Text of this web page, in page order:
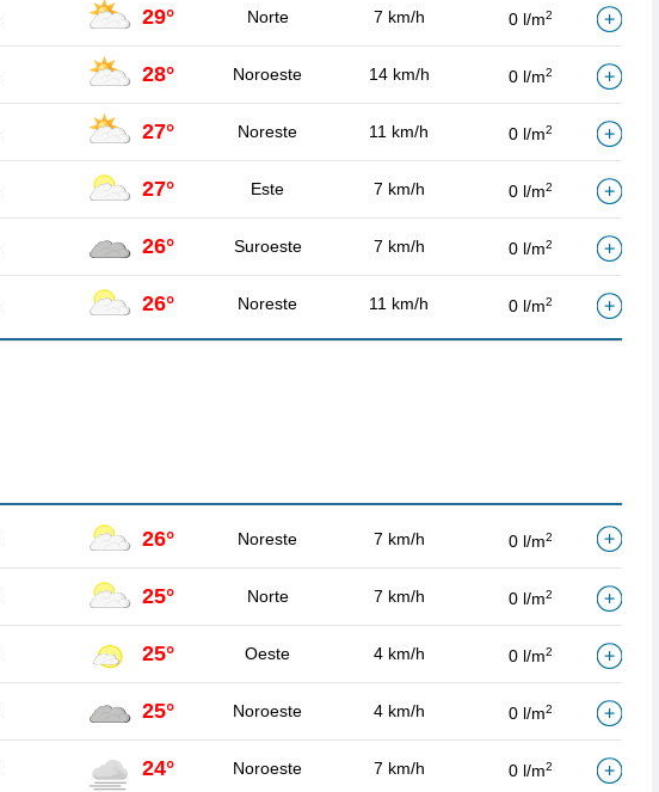
29° Norte 7 km/h 0 l/m2
28° Noroeste 14 km/h 0 l/m2
27° Noreste 11 km/h 0 l/m2
27° Este 7 km/h 0 l/m2
26° Suroeste 7 km/h 0 l/m2
26° Noreste 11 km/h 0 l/m2
26° Noreste 7 km/h 0 l/m2
25° Norte 7 km/h 0 l/m2
25° Oeste 4 km/h 0 l/m2
25° Noroeste 4 km/h 0 l/m2
24° Noroeste 7 km/h 0 l/m2